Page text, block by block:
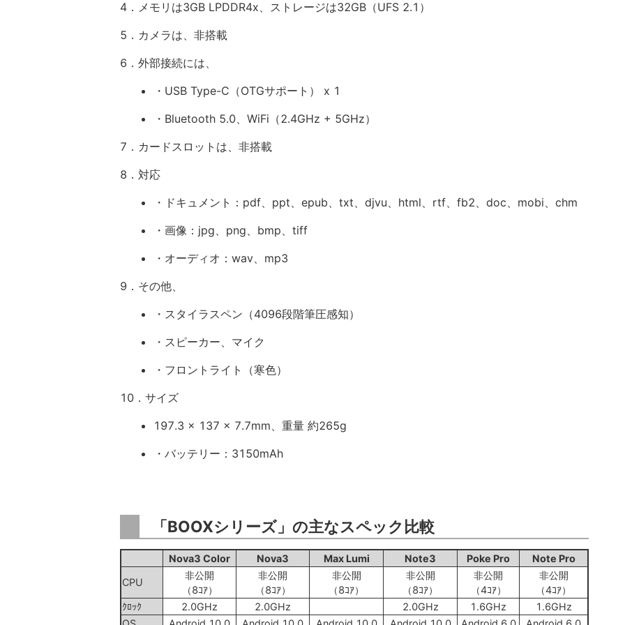
4．メモリは3GB LPDDR4x、ストレージは32GB（UFS 2.1）
5．カメラは、非搭載
6．外部接続には、
・USB Type-C（OTGサポート） x 1
・Bluetooth 5.0、WiFi（2.4GHz + 5GHz）
7．カードスロットは、非搭載
8．対応
・ドキュメント：pdf、ppt、epub、txt、djvu、html、rtf、fb2、doc、mobi、chm
・画像：jpg、png、bmp、tiff
・オーディオ：wav、mp3
9．その他、
・スタイラスペン（4096段階筆圧感知）
・スピーカー、マイク
・フロントライト（寒色）
10．サイズ
197.3 x 137 x 7.7mm、重量 約265g
・バッテリー：3150mAh
「BOOXシリーズ」の主なスペック比較
Nova3 Color Nova3 Max Lumi Note3 Poke Pro
Note Pro
CPU
非公開
（8ｺｱ）
非公開
（8ｺｱ）
非公開
（8ｺｱ）
非公開
（8ｺｱ）
非公開
（4ｺｱ）
非公開
（4ｺｱ）
ｸﾛｯｸ
2.0GHz 2.0GHz 2.0GHz 1.6GHz
1.6GHz